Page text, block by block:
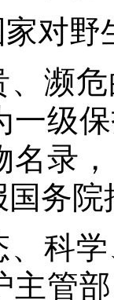
对野
、濒
一级
名录
务院
、科
主管